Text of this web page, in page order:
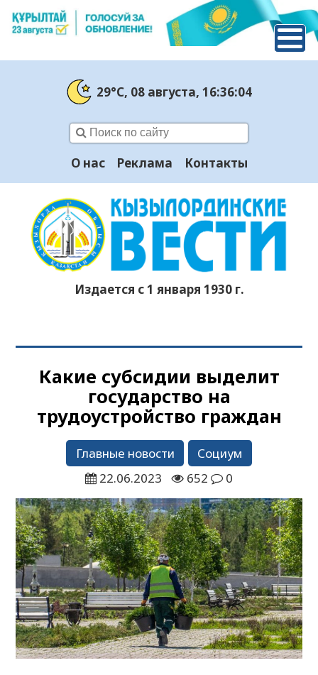
29°C, 08 августа, 16:36:05
О нас Реклама Контакты
Издается с 1 января 1930 г.
Какие субсидии выделит
государство на
трудоустройство граждан
Главные новости
Социум
22.06.2023
652 0